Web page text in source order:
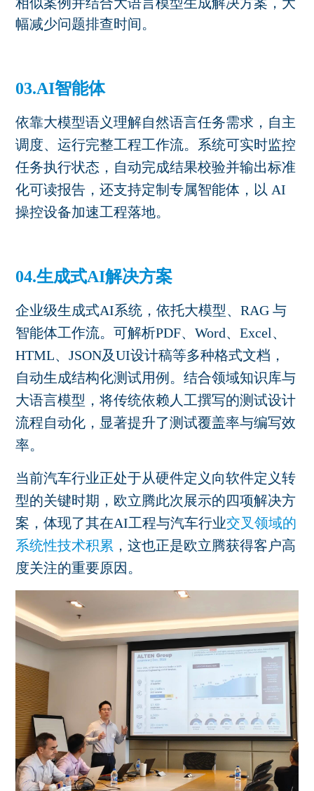
幅减少问题排查时间。
03.AI智能体
依靠大模型语义理解自然语言任务需求，自主
调度、运行完整工程工作流。系统可实时监控
任务执行状态，自动完成结果校验并输出标准
化可读报告，还支持定制专属智能体，以 AI
操控设备加速工程落地。
04.生成式AI解决方案
企业级生成式AI系统，依托大模型、RAG与
智能体工作流。可解析PDF、Word、Excel、
HTML、JSON及UI设计稿等多种格式文档，
自动生成结构化测试用例。结合领域知识库与
大语言模型，将传统依赖人工撰写的测试设计
流程自动化，显著提升了测试覆盖率与编写效
率。
当前汽车行业正处于从硬件定义向软件定义转
型的关键时期，欧立腾此次展示的四项解决方
案，体现了其在AI工程与汽车行业交叉领域的
系统性技术积累 ，这也正是欧立腾获得客户高
度关注的重要原因。